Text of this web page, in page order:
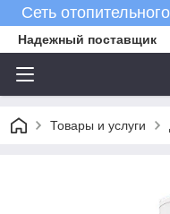
Сеть
Надежный поставщик
Товары и услуги